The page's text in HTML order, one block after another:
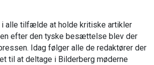
i alle tilfælde at holde kritiske artikler
efter den tyske besættelse blev der
Idag følger alle de redaktører der
til at deltage i Bilderberg møderne